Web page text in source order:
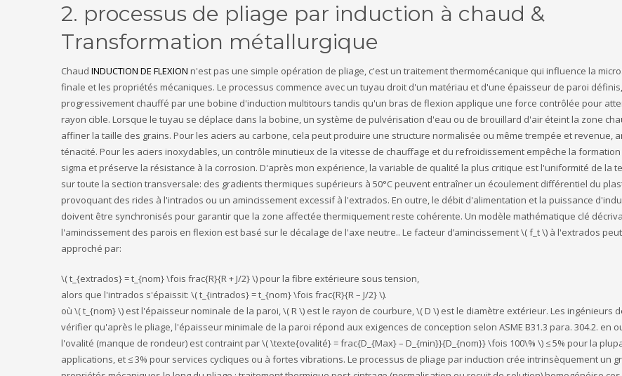
2. processus de pliage par induction à chaud &
Transformation métallurgique
Chaud INDUCTION DE FLEXION n'est pas une simple opération de pliage, c'est un traitement thermomécanique qui influence la
finale et les propriétés mécaniques. Le processus commence avec un tuyau droit d'un matériau et d'une épaisseur de paroi
progressivement chauffé par une bobine d'induction multitours tandis qu'un bras de flexion applique une force contrôlée pour
rayon cible. Lorsque le tuyau se déplace dans la bobine, un système de pulvérisation d'eau ou de brouillard d'air éteint la zone
affiner la taille des grains. Pour les aciers au carbone, cela peut produire une structure normalisée ou même trempée et revenue,
ténacité. Pour les aciers inoxydables, un contrôle minutieux de la vitesse de chauffage et du refroidissement empêche la
sigma et préserve la résistance à la corrosion. D'après mon expérience, la variable de qualité la plus critique est l'uniformité de la
sur toute la section transversale: des gradients thermiques supérieurs à 50°C peuvent entraîner un écoulement différentiel du
provoquant des rides à l'intrados ou un amincissement excessif à l'extrados. En outre, le débit d'alimentation et la puissance
doivent être synchronisés pour garantir que la zone affectée thermiquement reste cohérente. Un modèle mathématique clé
l'amincissement des parois en flexion est basé sur le décalage de l'axe neutre.. Le facteur d’amincissement \( f_t \) à l'extrados
approché par:
\( t_{extrados} = t_{nom} \fois frac{R}{R + J/2} \) pour la fibre extérieure sous tension,
alors que l'intrados s'épaissit: \( t_{intrados} = t_{nom} \fois frac{R}{R – J/2} \).
où \( t_{nom} \) est l'épaisseur nominale de la paroi, \( R \) est le rayon de courbure, \( D \) est le diamètre extérieur. Les ingénieurs
vérifier qu'après le pliage, l'épaisseur minimale de la paroi répond aux exigences de conception selon ASME B31.3 para. 304.2. en
l'ovalité (manque de rondeur) est contraint par \( \texte{ovalité} = frac{D_{Max} – D_{min}}{D_{nom}} \fois 100\% \) ≤ 5% pour la
applications, et ≤ 3% pour services cycliques ou à fortes vibrations. Le processus de pliage par induction crée intrinsèquement un